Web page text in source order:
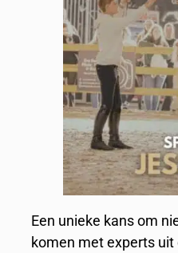
Een unieke kans om
komen met experts